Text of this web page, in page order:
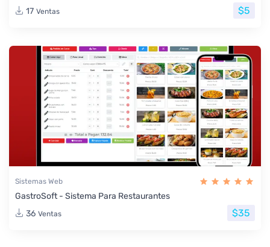
17 Ventas $5
Sistemas Web
GastroSoft - Sistema Para Restaurantes
36 Ventas $35